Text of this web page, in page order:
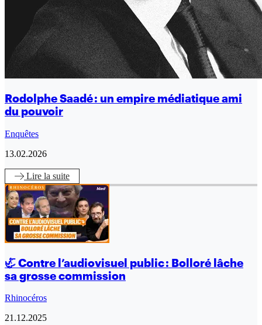
Rodolphe Saadé : un empire médiatique ami
du pouvoir
Enquêtes
13.02.2026
Lire la suite
🦏 Contre l’audiovisuel public : Bolloré lâche
sa grosse commission
Rhinocéros
21.12.2025